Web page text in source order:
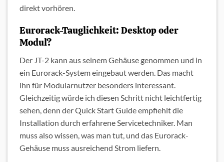
direkt vorhören.
Eurorack-Tauglichkeit: Desktop oder
Modul?
Der JT-2 kann aus seinem Gehäuse genommen und in
ein Eurorack-System eingebaut werden. Das macht
ihn für Modularnutzer besonders interessant.
Gleichzeitig würde ich diesen Schritt nicht leichtfertig
sehen, denn der Quick Start Guide empfiehlt die
Installation durch erfahrene Servicetechniker. Man
muss also wissen, was man tut, und das Eurorack-
Gehäuse muss ausreichend Strom liefern.